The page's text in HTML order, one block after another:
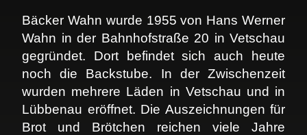
Bäcker Wahn wurde 1955 von Hans Werner
Wahn in der Bahnhofstraße 20 in Vetschau
gegründet. Dort befindet sich auch heute
noch die Backstube. In der Zwischenzeit
wurden mehrere Läden in Vetschau und in
Lübbenau eröffnet. Die Auszeichnungen für
Brot und Brötchen reichen viele Jahre